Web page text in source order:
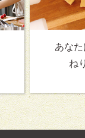
あな
ね